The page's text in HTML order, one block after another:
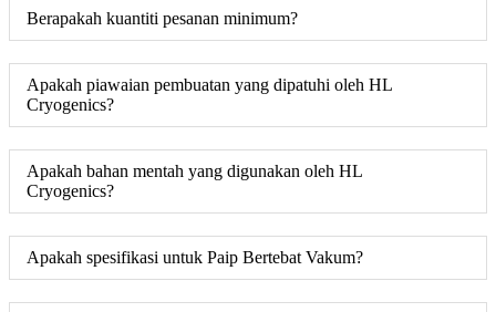
Berapakah kuantiti pesanan minimum?
Apakah piawaian pembuatan yang dipatuhi oleh HL
Cryogenics?
Apakah bahan mentah yang digunakan oleh HL
Cryogenics?
Apakah spesifikasi untuk Paip Bertebat Vakum?